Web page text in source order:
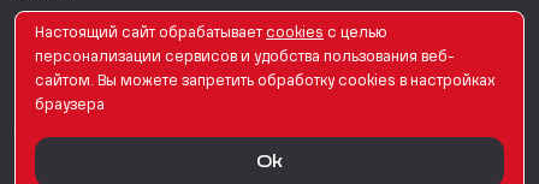
Поддержать
Для СМИ
© PRO Женщин. Все права защищены. 2026
Настоящий сайт обрабатывает сookies с целью
персонализации сервисов и удобства пользования веб-
сайтом. Вы можете запретить обработку сookies в настройках
браузера
Ok